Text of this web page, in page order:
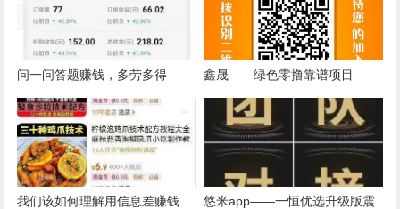
问一问答题赚钱，多劳多得 鑫晟——绿色零撸靠谱项目
我们该如何理解用信息差赚钱
悠米app——一恒优选升级版震